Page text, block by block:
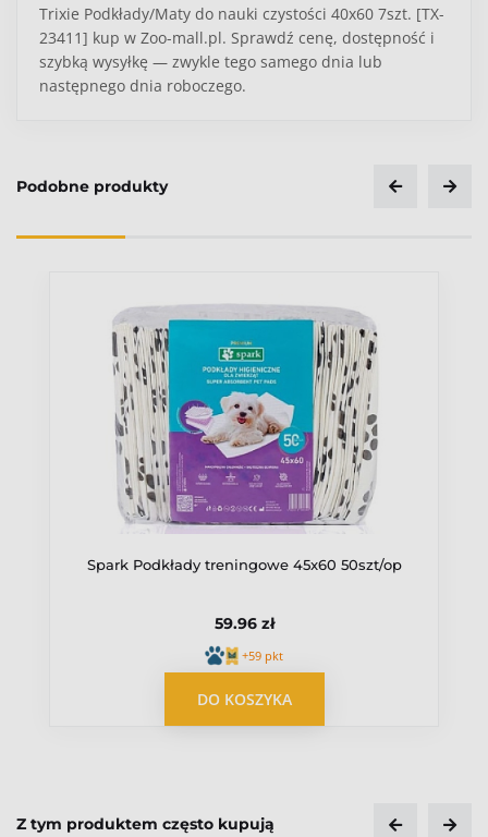
Trixie Podkłady/Maty do nauki czystości 40x60 7szt. [TX-
23411] kup w Zoo-mall.pl. Sprawdź cenę, dostępność i
szybką wysyłkę — zwykle tego samego dnia lub
następnego dnia roboczego.
OPUBLIKUJ OPINIĘ
Podobne produkty
Spark Podkłady treningowe 45x60 50szt/op
59.96 zł
+59 pkt
DO KOSZYKA
Z tym produktem często kupują